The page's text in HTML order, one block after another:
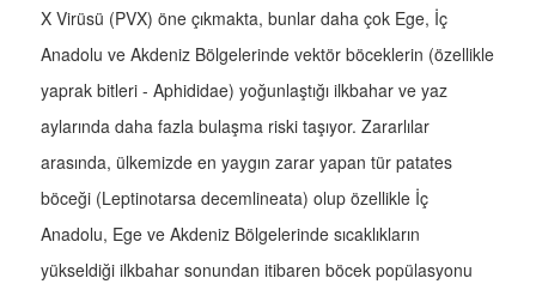
X Virüsü (PVX) öne çıkmakta, bunlar daha çok Ege, İç
Anadolu ve Akdeniz Bölgelerinde vektör böceklerin (özellikle
yaprak bitleri - Aphididae) yoğunlaştığı ilkbahar ve yaz
aylarında daha fazla bulaşma riski taşıyor. Zararlılar
arasında, ülkemizde en yaygın zarar yapan tür patates
böceği (Leptinotarsa decemlineata) olup özellikle İç
Anadolu, Ege ve Akdeniz Bölgelerinde sıcaklıkların
yükseldiği ilkbahar sonundan itibaren böcek popülasyonu